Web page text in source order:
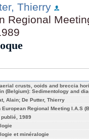
Thierry
Regional
crusts, ooids and breccia
(Belgium): Sedimentology and
Alain; De Putter, Thierry
European Regional Meeting I.A.S
publié, 1989
et minéralogie